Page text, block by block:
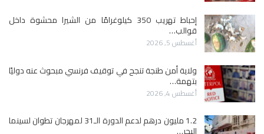
إحباط تهريب 350 كيلوغرامًا من الشيرا محشوة داخل
قوالب…
أغسطس 5, 2026
ولاية أمن طنجة تنجح في توقيف فرنسي مبحوث عنه دوليًا
بتهمة…
أغسطس 4, 2026
1.2 مليون درهم لدعم الدورة الـ31 لمهرجان تطوان لسينما